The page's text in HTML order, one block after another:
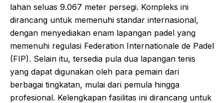
lahan seluas 9.067 meter persegi. Kompleks ini
dirancang untuk memenuhi standar internasional,
dengan menyediakan enam lapangan padel yang
memenuhi regulasi Federation Internationale de Padel
(FIP). Selain itu, tersedia pula dua lapangan tenis
yang dapat digunakan oleh para pemain dari
berbagai tingkatan, mulai dari pemula hingga
profesional. Kelengkapan fasilitas ini dirancang untuk